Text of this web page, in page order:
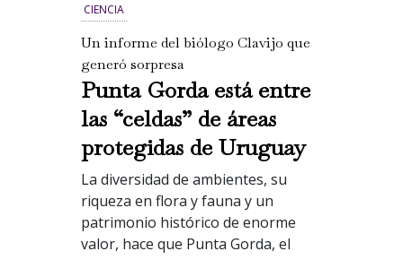
CIENCIA
Un informe del biólogo Clavijo que
generó sorpresa
Punta Gorda está entre
las “celdas” de áreas
protegidas de Uruguay
La diversidad de ambientes, su
riqueza en flora y fauna y un
patrimonio histórico de enorme
valor, hace que Punta Gorda, el